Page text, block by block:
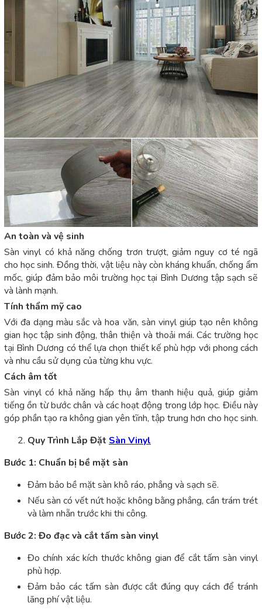
An toàn và vệ sinh
Sàn vinyl có khả năng chống trơn trượt, giảm nguy cơ té ngã
cho học sinh. Đồng thời, vật liệu này còn kháng khuẩn, chống ẩm
mốc, giúp đảm bảo môi trường học tại Bình Dương tập sạch sẽ
và lành mạnh.
Tính thẩm mỹ cao
Với đa dạng màu sắc và hoa văn, sàn vinyl giúp tạo nên không
gian học tập sinh động, thân thiện và thoải mái. Các trường học
tại Bình Dương có thể lựa chọn thiết kế phù hợp với phong cách
và nhu cầu sử dụng của từng khu vực.
Cách âm tốt
Sàn vinyl có khả năng hấp thụ âm thanh hiệu quả, giúp giảm
tiếng ồn từ bước chân và các hoạt động trong lớp học. Điều này
góp phần tạo ra không gian yên tĩnh, tập trung hơn cho học sinh.
Quy Trình Lắp Đặt Sàn Vinyl
Bước 1: Chuẩn bị bề mặt sàn
Đảm bảo bề mặt sàn khô ráo, phẳng và sạch sẽ.
Nếu sàn có vết nứt hoặc không bằng phẳng, cần trám trét
và làm nhẵn trước khi thi công.
Bước 2: Đo đạc và cắt tấm sàn vinyl
Đo chính xác kích thước không gian để cắt tấm sàn vinyl
phù hợp.
Đảm bảo các tấm sàn được cắt đúng quy cách để tránh
lãng phí vật liệu.